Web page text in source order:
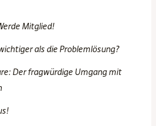
Mitglied!
als die Problemlösung?
Der fragwürdige Umgang mit